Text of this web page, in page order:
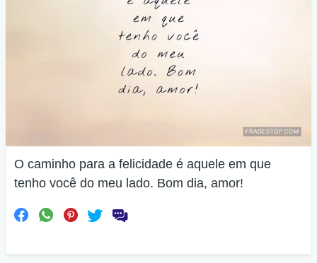
O caminho para a felicidade é aquele em que
tenho você do meu lado. Bom dia, amor!